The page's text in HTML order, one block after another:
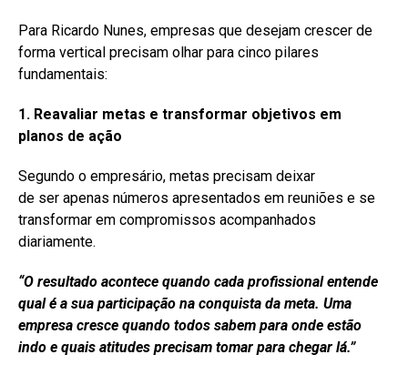
Para Ricardo Nunes, empresas que desejam crescer de
forma vertical precisam olhar para cinco pilares
fundamentais:
1. Reavaliar metas e transformar objetivos em
planos de ação
Segundo o empresário, metas precisam deixar
de ser apenas números apresentados em reuniões e se
transformar em compromissos acompanhados
diariamente.
“O resultado acontece quando cada profissional entende
qual é a sua participação na conquista da meta. Uma
empresa cresce quando todos sabem para onde estão
indo e quais atitudes precisam tomar para chegar lá.”